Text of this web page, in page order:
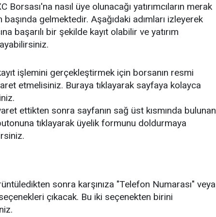
Borsası'na nasıl üye olunacağı yatırımcıların merak
başında gelmektedir. Aşağıdaki adımları izleyerek
başarılı bir şekilde kayıt olabilir ve yatırım
işlemini gerçekleştirmek için borsanın resmi
etmelisiniz. Buraya tıklayarak sayfaya kolayca
ettikten sonra sayfanın sağ üst kısmında bulunan
tıklayarak üyelik formunu doldurmaya
sonra karşınıza "Telefon Numarası" veya
çıkacak. Bu iki seçenekten birini